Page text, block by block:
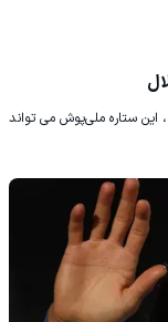
، این ستاره ملی‌پوش می تواند